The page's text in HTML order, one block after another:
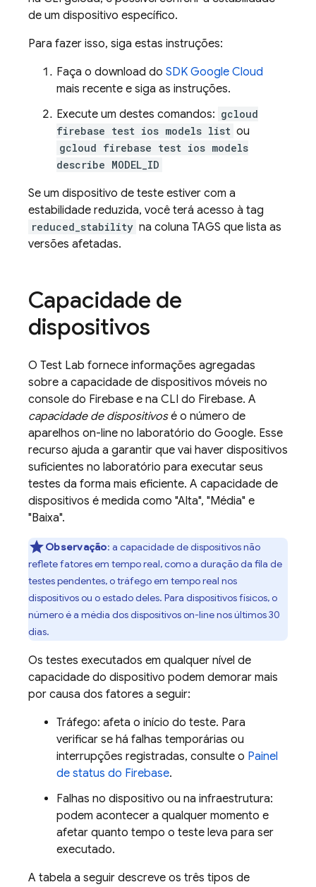
de um dispositivo específico.
Para fazer isso, siga estas instruções:
Faça o download do SDK Google Cloud
mais recente e siga as instruções.
Execute um destes comandos: gcloud
firebase test ios models list ou
gcloud firebase test ios models
describe MODEL_ID
Se um dispositivo de teste estiver com a
estabilidade reduzida, você terá acesso à tag
reduced_stability na coluna TAGS que lista as
versões afetadas.
Capacidade de
dispositivos
O Test Lab fornece informações agregadas
sobre a capacidade de dispositivos móveis no
console do Firebase e na CLI do Firebase. A
capacidade de dispositivosé o número de
aparelhos on-line no laboratório do Google. Esse
recurso ajuda a garantir que vai haver dispositivos
suficientes no laboratório para executar seus
testes da forma mais eficiente. A capacidade de
dispositivos é medida como "Alta", "Média" e
"Baixa".
Observação: a capacidade de dispositivos não
reflete fatores em tempo real, como a duração da fila de
testes pendentes, o tráfego em tempo real nos
dispositivos ou o estado deles. Para dispositivos físicos, o
número é a média dos dispositivos on-line nos últimos 30
dias.
Os testes executados em qualquer nível de
capacidade do dispositivo podem demorar mais
por causa dos fatores a seguir:
Tráfego: afeta o início do teste. Para
verificar se há falhas temporárias ou
interrupções registradas, consulte o Painel
de status do Firebase.
Falhas no dispositivo ou na infraestrutura:
podem acontecer a qualquer momento e
afetar quanto tempo o teste leva para ser
executado.
A tabela a seguir descreve os três tipos de